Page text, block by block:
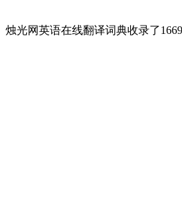
烛光网英语在线翻译词典收录了